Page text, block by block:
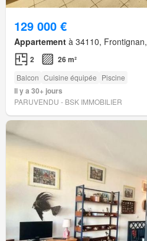
129 000 €
Appartement à 34110,
2 26 m²
Balcon Cuisine équipée Piscine
Il y a 30+ jours
PARUVENDU - BSK IMMOBILIER